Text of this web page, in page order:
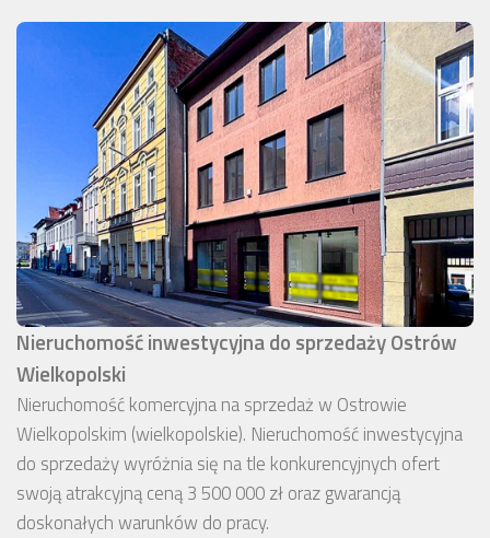
Nieruchomość inwestycyjna do sprzedaży Ostrów
Wielkopolski
Nieruchomość komercyjna na sprzedaż w Ostrowie
Wielkopolskim (wielkopolskie). Nieruchomość inwestycyjna
do sprzedaży wyróżnia się na tle konkurencyjnych ofert
swoją atrakcyjną ceną 3 500 000 zł oraz gwarancją
doskonałych warunków do pracy.